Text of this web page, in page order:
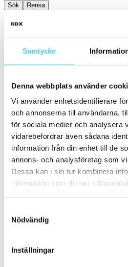
Samtycke
Denna webbplats använder
Vi använder enhetsidentifierare
och annonserna till användarna,
för sociala medier och analysera
vidarebefordrar även sådana
information från din enhet till de
annons- och analysföretag som
Dessa kan i sin tur kombinera
information som du har
Nödvändig
Inställningar
Kategori
Kakel & Klinker
0
Leverantör
Välj önskad leverantör:
Sortera
Tyvärr gav sökningen inget resultat.
Webbshop
Handla kakel, och klinker online. I vår
brett utbud till riktigt bra priser.